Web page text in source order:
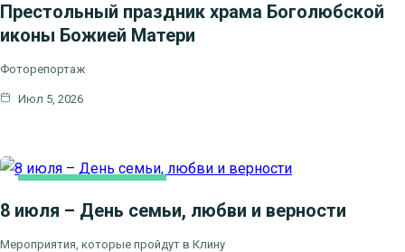
Престольный праздник храма Боголюбской
иконы Божией Матери
Фоторепортаж
Июл 5, 2026
8 июля – День семьи, любви и верности
Мероприятия, которые пройдут в Клину